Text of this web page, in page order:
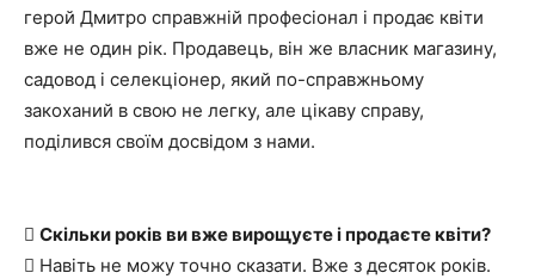
герой Дмитро справжній професіонал і продає квіти
вже не один рік. Продавець, він же власник магазину,
садовод і селекціонер, який по-справжньому
закоханий в свою не легку, але цікаву справу,
поділився своїм досвідом з нами.
 Скільки років ви вже вирощуєте і продаєте квіти?
 Навіть не можу точно сказати. Вже з десяток років.